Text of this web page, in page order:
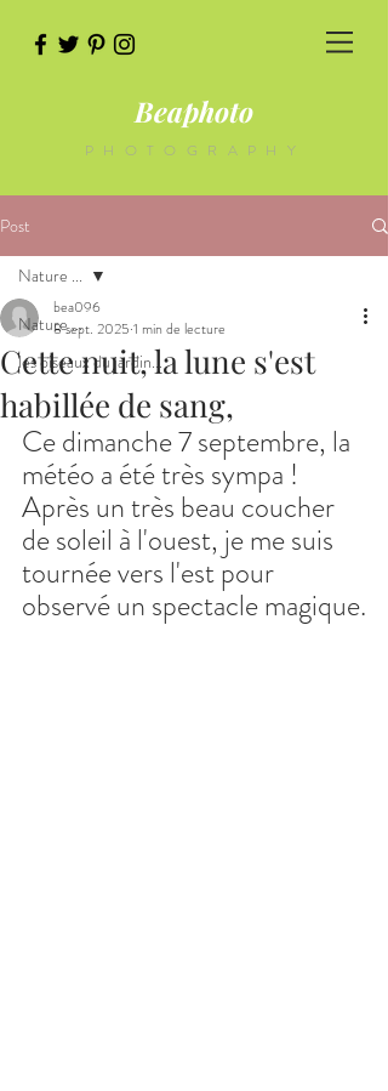
Beaphoto
PHOTOGRAPHY
Post
Nature ...
les oiseaux du jardin...
Nature ...
Cette nuit, la lune s'est
habillée de sang,
bea096
8 sept. 2025 1 min de lecture
Ce dimanche 7 septembre, la
météo a été très sympa !
Après un très beau coucher
de soleil à l'ouest, je me suis
tournée vers l'est pour
observé un spectacle magique.